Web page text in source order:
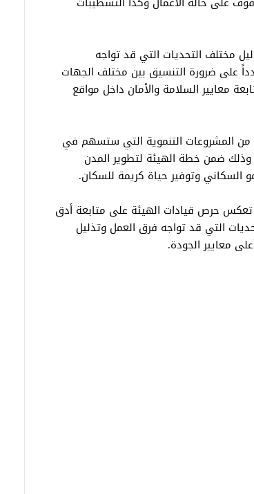
مختلف التحديات التي قد تواجه
على ضرورة التنسيق بين مختلف الجهات
معايير السلامة والأمان داخل مواقع
المشروعات التنموية التي ستسهم في
ضمن خطة الهيئة لتطوير المدن
السكاني وتوفير حياة كريمة للسكان.
حرص قيادات الهيئة على متابعة أدق
التي قد تواجه فرق العمل وتذليل
معايير الجودة.